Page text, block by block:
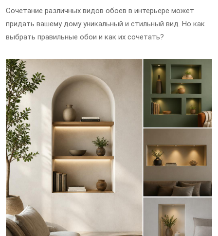
Сочетание различных видов обоев в интерьере может
придать вашему дому уникальный и стильный вид. Но как
выбрать правильные обои и как их сочетать?